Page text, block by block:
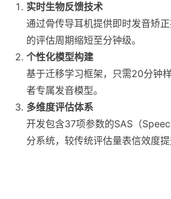
实时生物反馈技术
通过骨传导耳机提供即时发音矫
的评估周期缩短至分钟级。
个性化模型构建
基于迁移学习框架，只需20分钟
者专属发音模型。
多维度评估体系
开发包含37项参数的SAS（
分系统，较传统评估量表信效度提